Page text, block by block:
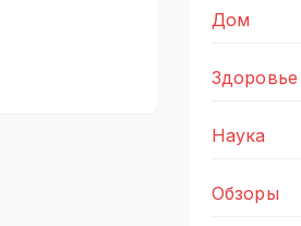
Дом
Здоровье
Наука
Обзоры